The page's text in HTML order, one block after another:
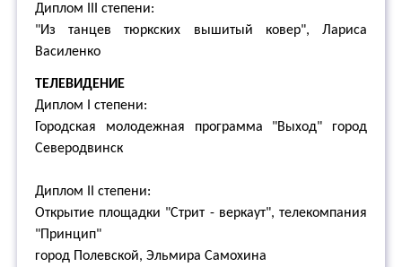
Диплом III степени:
"Из танцев тюркских вышитый ковер", Лариса
Василенко
ТЕЛЕВИДЕНИЕ
Диплом I степени:
Городская молодежная программа "Выход" город
Северодвинск
Диплом II степени:
Открытие площадки "Стрит - веркаут", телекомпания
"Принцип"
город Полевской, Эльмира Самохина